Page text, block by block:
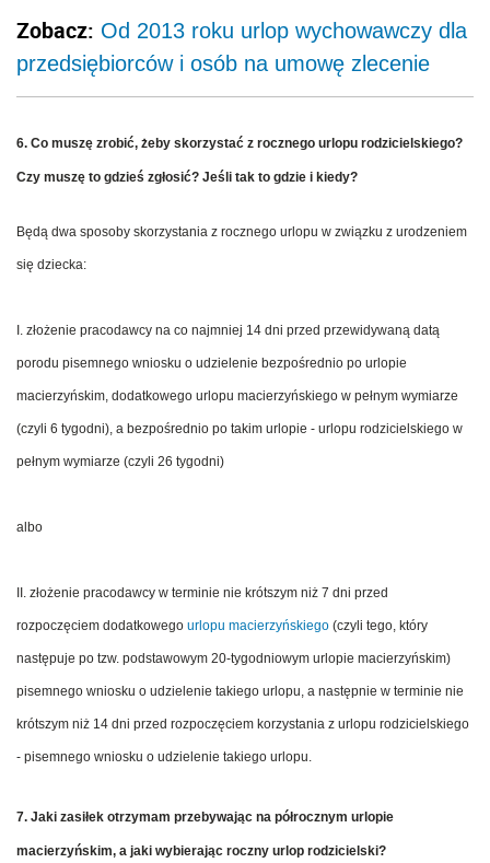
Zobacz: Od 2013 roku urlop wychowawczy dla
przedsiębiorców i osób na umowę zlecenie
6. Co muszę zrobić, żeby skorzystać z rocznego urlopu rodzicielskiego?
Czy muszę to gdzieś zgłosić? Jeśli tak to gdzie i kiedy?
Będą dwa sposoby skorzystania z rocznego urlopu w związku z urodzeniem
się dziecka:
I. złożenie pracodawcy na co najmniej 14 dni przed przewidywaną datą
porodu pisemnego wniosku o udzielenie bezpośrednio po urlopie
macierzyńskim, dodatkowego urlopu macierzyńskiego w pełnym wymiarze
(czyli 6 tygodni), a bezpośrednio po takim urlopie - urlopu rodzicielskiego w
pełnym wymiarze (czyli 26 tygodni)
albo
II. złożenie pracodawcy w terminie nie krótszym niż 7 dni przed
rozpoczęciem dodatkowego urlopu macierzyńskiego (czyli tego, który
następuje po tzw. podstawowym 20-tygodniowym urlopie macierzyńskim)
pisemnego wniosku o udzielenie takiego urlopu, a następnie w terminie nie
krótszym niż 14 dni przed rozpoczęciem korzystania z urlopu rodzicielskiego
- pisemnego wniosku o udzielenie takiego urlopu.
7. Jaki zasiłek otrzymam przebywając na półrocznym urlopie
macierzyńskim, a jaki wybierając roczny urlop rodzicielski?